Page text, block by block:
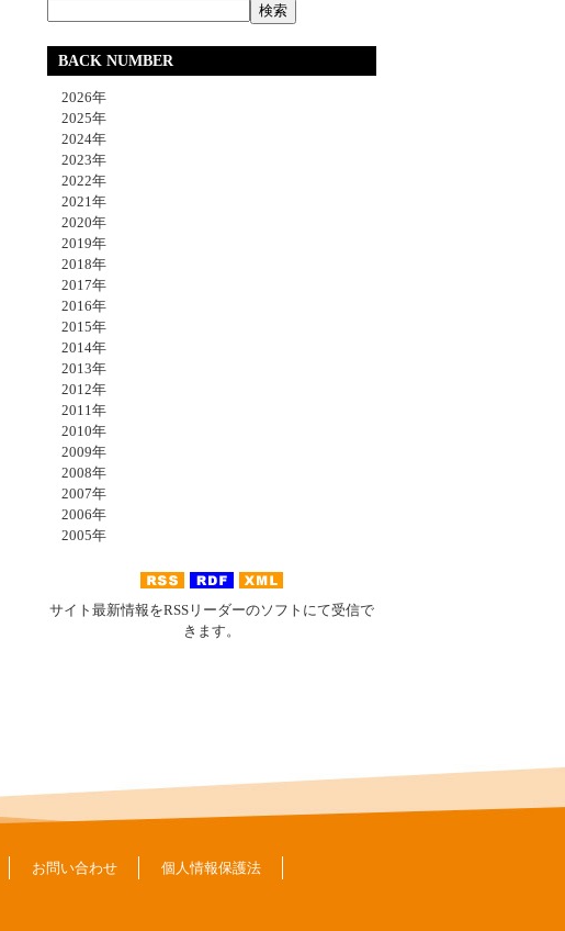
BACK NUMBER
2026年
2025年
2024年
2023年
2022年
2021年
2020年
2019年
2018年
2017年
2016年
2015年
2014年
2013年
2012年
2011年
2010年
2009年
2008年
2007年
2006年
2005年
サイト最新情報をRSSリーダーのソフトにて受信で
きます。
お問い合わせ 個人情報保護法